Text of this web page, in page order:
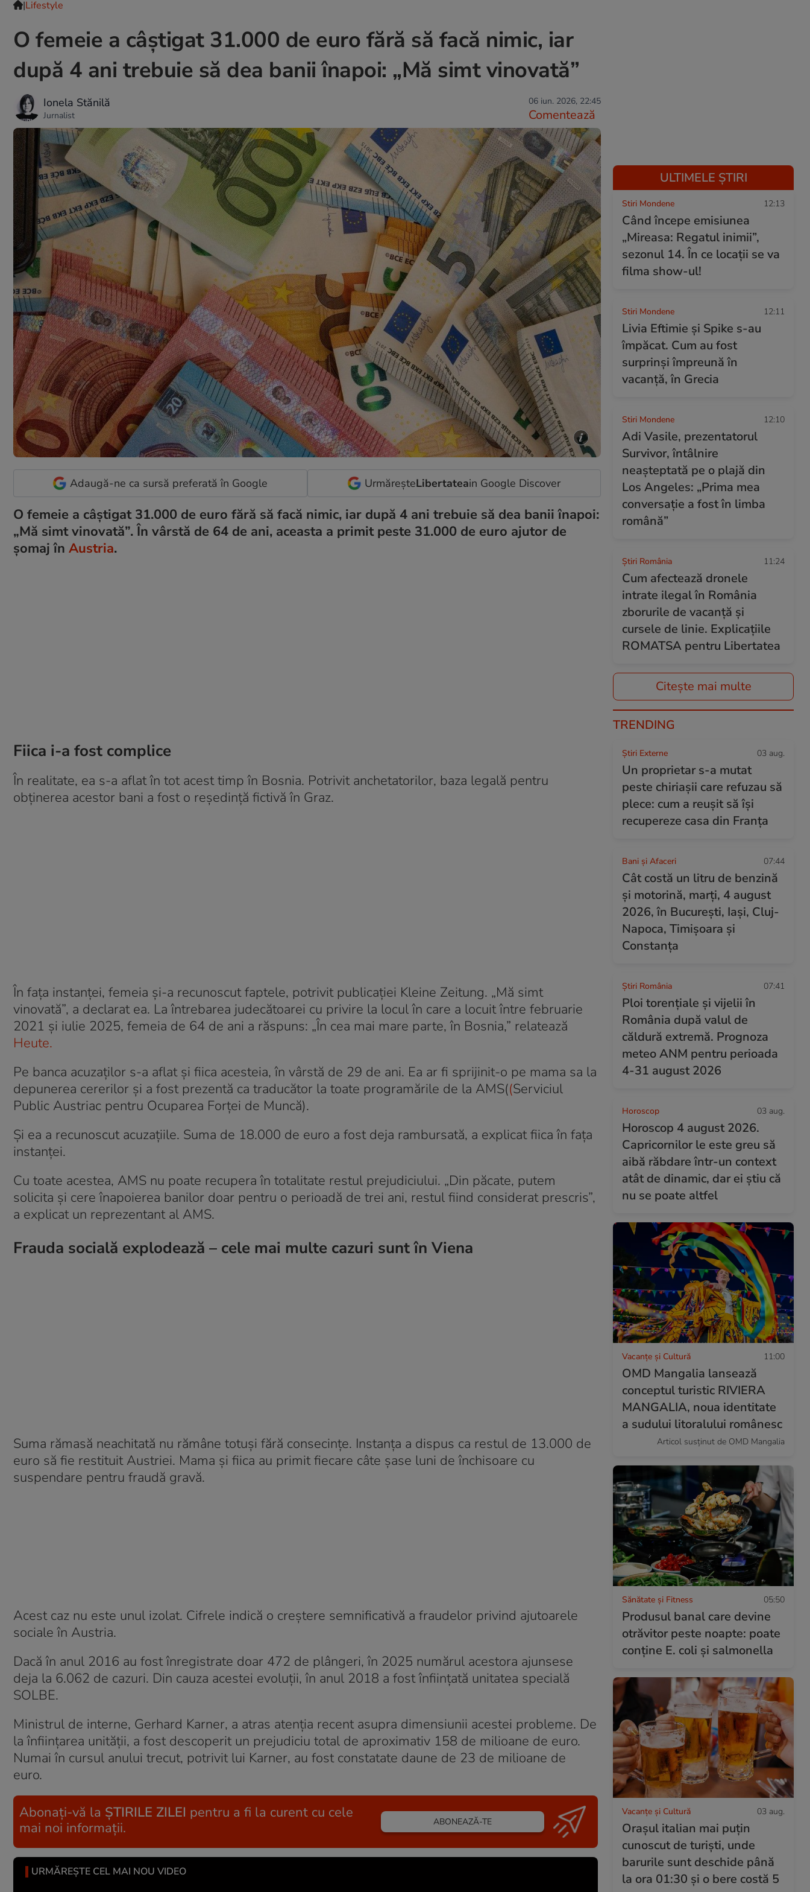
|Lifestyle
O femeie a câștigat 31.000 de euro fără să facă nimic, iar
după 4 ani trebuie să dea banii înapoi: „Mă simt vinovată”
Ionela Stănilă
Jurnalist
06 iun. 2026, 22:45
Comentează
Adaugă-ne ca sursă preferată în Google UrmăreșteLibertateain Google Discover
O femeie a câștigat 31.000 de euro fără să facă nimic, iar după 4 ani trebuie să dea banii înapoi:
„Mă simt vinovată”. În vârstă de 64 de ani, aceasta a primit peste 31.000 de euro ajutor de
șomaj în Austria.
Fiica i-a fost complice
În realitate, ea s-a aflat în tot acest timp în Bosnia. Potrivit anchetatorilor, baza legală pentru
obținerea acestor bani a fost o reședință fictivă în Graz.
În fața instanței, femeia și-a recunoscut faptele, potrivit publicației Kleine Zeitung. „Mă simt
vinovată”, a declarat ea. La întrebarea judecătoarei cu privire la locul în care a locuit între februarie
2021 și iulie 2025, femeia de 64 de ani a răspuns: „În cea mai mare parte, în Bosnia,” relatează
Heute.
Pe banca acuzaților s-a aflat și fiica acesteia, în vârstă de 29 de ani. Ea ar fi sprijinit-o pe mama sa la
depunerea cererilor și a fost prezentă ca traducător la toate programările de la AMS((Serviciul
Public Austriac pentru Ocuparea Forței de Muncă).
Și ea a recunoscut acuzațiile. Suma de 18.000 de euro a fost deja rambursată, a explicat fiica în fața
instanței.
Cu toate acestea, AMS nu poate recupera în totalitate restul prejudiciului. „Din păcate, putem
solicita și cere înapoierea banilor doar pentru o perioadă de trei ani, restul fiind considerat prescris”,
a explicat un reprezentant al AMS.
Frauda socială explodează – cele mai multe cazuri sunt în Viena
Suma rămasă neachitată nu rămâne totuși fără consecințe. Instanța a dispus ca restul de 13.000 de
euro să fie restituit Austriei. Mama și fiica au primit fiecare câte șase luni de închisoare cu
suspendare pentru fraudă gravă.
Acest caz nu este unul izolat. Cifrele indică o creștere semnificativă a fraudelor privind ajutoarele
sociale în Austria.
Dacă în anul 2016 au fost înregistrate doar 472 de plângeri, în 2025 numărul acestora ajunsese
deja la 6.062 de cazuri. Din cauza acestei evoluții, în anul 2018 a fost înființată unitatea specială
SOLBE.
Ministrul de interne, Gerhard Karner, a atras atenția recent asupra dimensiunii acestei probleme. De
la înființarea unității, a fost descoperit un prejudiciu total de aproximativ 158 de milioane de euro.
Numai în cursul anului trecut, potrivit lui Karner, au fost constatate daune de 23 de milioane de
euro.
Abonați-vă la ȘTIRILE ZILEI pentru a fi la curent cu cele
mai noi informații.
ABONEAZĂ-TE
URMĂREȘTE CEL MAI NOU VIDEO
ULTIMELE ȘTIRI
Stiri Mondene 12:13
Când începe emisiunea
„Mireasa: Regatul inimii”,
sezonul 14. În ce locații se va
filma show-ul!
Stiri Mondene 12:11
Livia Eftimie și Spike s-au
împăcat. Cum au fost
surprinși împreună în
vacanță, în Grecia
Stiri Mondene 12:10
Adi Vasile, prezentatorul
Survivor, întâlnire
neașteptată pe o plajă din
Los Angeles: „Prima mea
conversație a fost în limba
română”
Știri România 11:24
Cum afectează dronele
intrate ilegal în România
zborurile de vacanță și
cursele de linie. Explicațiile
ROMATSA pentru Libertatea
Citește mai multe
TRENDING
Știri Externe 03 aug.
Un proprietar s-a mutat
peste chiriașii care refuzau să
plece: cum a reușit să își
recupereze casa din Franța
Bani și Afaceri 07:44
Cât costă un litru de benzină
și motorină, marți, 4 august
2026, în București, Iași, Cluj-
Napoca, Timișoara și
Constanța
Știri România 07:41
Ploi torențiale și vijelii în
România după valul de
căldură extremă. Prognoza
meteo ANM pentru perioada
4-31 august 2026
Horoscop 03 aug.
Horoscop 4 august 2026.
Capricornilor le este greu să
aibă răbdare într-un context
atât de dinamic, dar ei știu că
nu se poate altfel
Vacanțe și Cultură 11:00
OMD Mangalia lansează
conceptul turistic RIVIERA
MANGALIA, noua identitate
a sudului litoralului românesc
Articol susținut de OMD Mangalia
Sănătate și Fitness 05:50
Produsul banal care devine
otrăvitor peste noapte: poate
conține E. coli și salmonella
Vacanțe și Cultură 03 aug.
Orașul italian mai puțin
cunoscut de turiști, unde
barurile sunt deschide până
la ora 01:30 și o bere costă 5